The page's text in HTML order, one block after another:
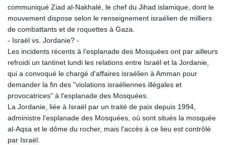
communiqué Ziad al-Nakhalé, le chef du Jihad islamique, dont le
mouvement dispose selon le renseignement israélien de milliers
de combattants et de roquettes à Gaza.
- Israël vs. Jordanie? -
Les incidents récents à l'esplanade des Mosquées ont par ailleurs
refroidi un tantinet lundi les relations entre Israël et la Jordanie,
qui a convoqué le chargé d'affaires israélien à Amman pour
demander la fin des "violations israéliennes illégales et
provocatrices" à l'esplanade des Mosquées.
La Jordanie, liée à Israël par un traité de paix depuis 1994,
administre l'esplanade des Mosquées, où sont situés la mosquée
al-Aqsa et le dôme du rocher, mais l'accès à ce lieu est contrôlé
par Israël.